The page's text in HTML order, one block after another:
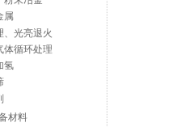
属
、光亮退火
体循环处理
氢
材料